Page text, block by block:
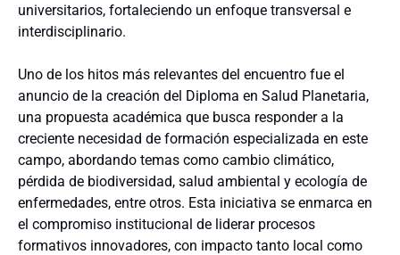
universitarios, fortaleciendo un enfoque transversal e
interdisciplinario.
Uno de los hitos más relevantes del encuentro fue el
anuncio de la creación del Diploma en Salud Planetaria,
una propuesta académica que busca responder a la
creciente necesidad de formación especializada en este
campo, abordando temas como cambio climático,
pérdida de biodiversidad, salud ambiental y ecología de
enfermedades, entre otros. Esta iniciativa se enmarca en
el compromiso institucional de liderar procesos
formativos innovadores, con impacto tanto local como